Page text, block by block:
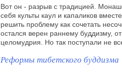
Вот он - разрыв с традицией.
себя культы каул и капаликов
решить проблему как сочетать
остался верен раннему буддизму,
целомудрия. Но так поступали не
Реформы тибетского буддизма